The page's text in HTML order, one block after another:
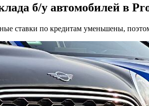
б/у автомобилей в
ставки по кредитам уменьшены,